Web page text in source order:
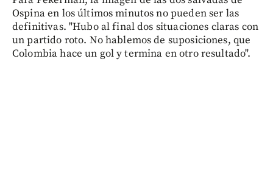
Ospina en los últimos minutos no pueden ser las
definitivas. "Hubo al final dos situaciones claras con
un partido roto. No hablemos de suposiciones, que
Colombia hace un gol y termina en otro resultado".